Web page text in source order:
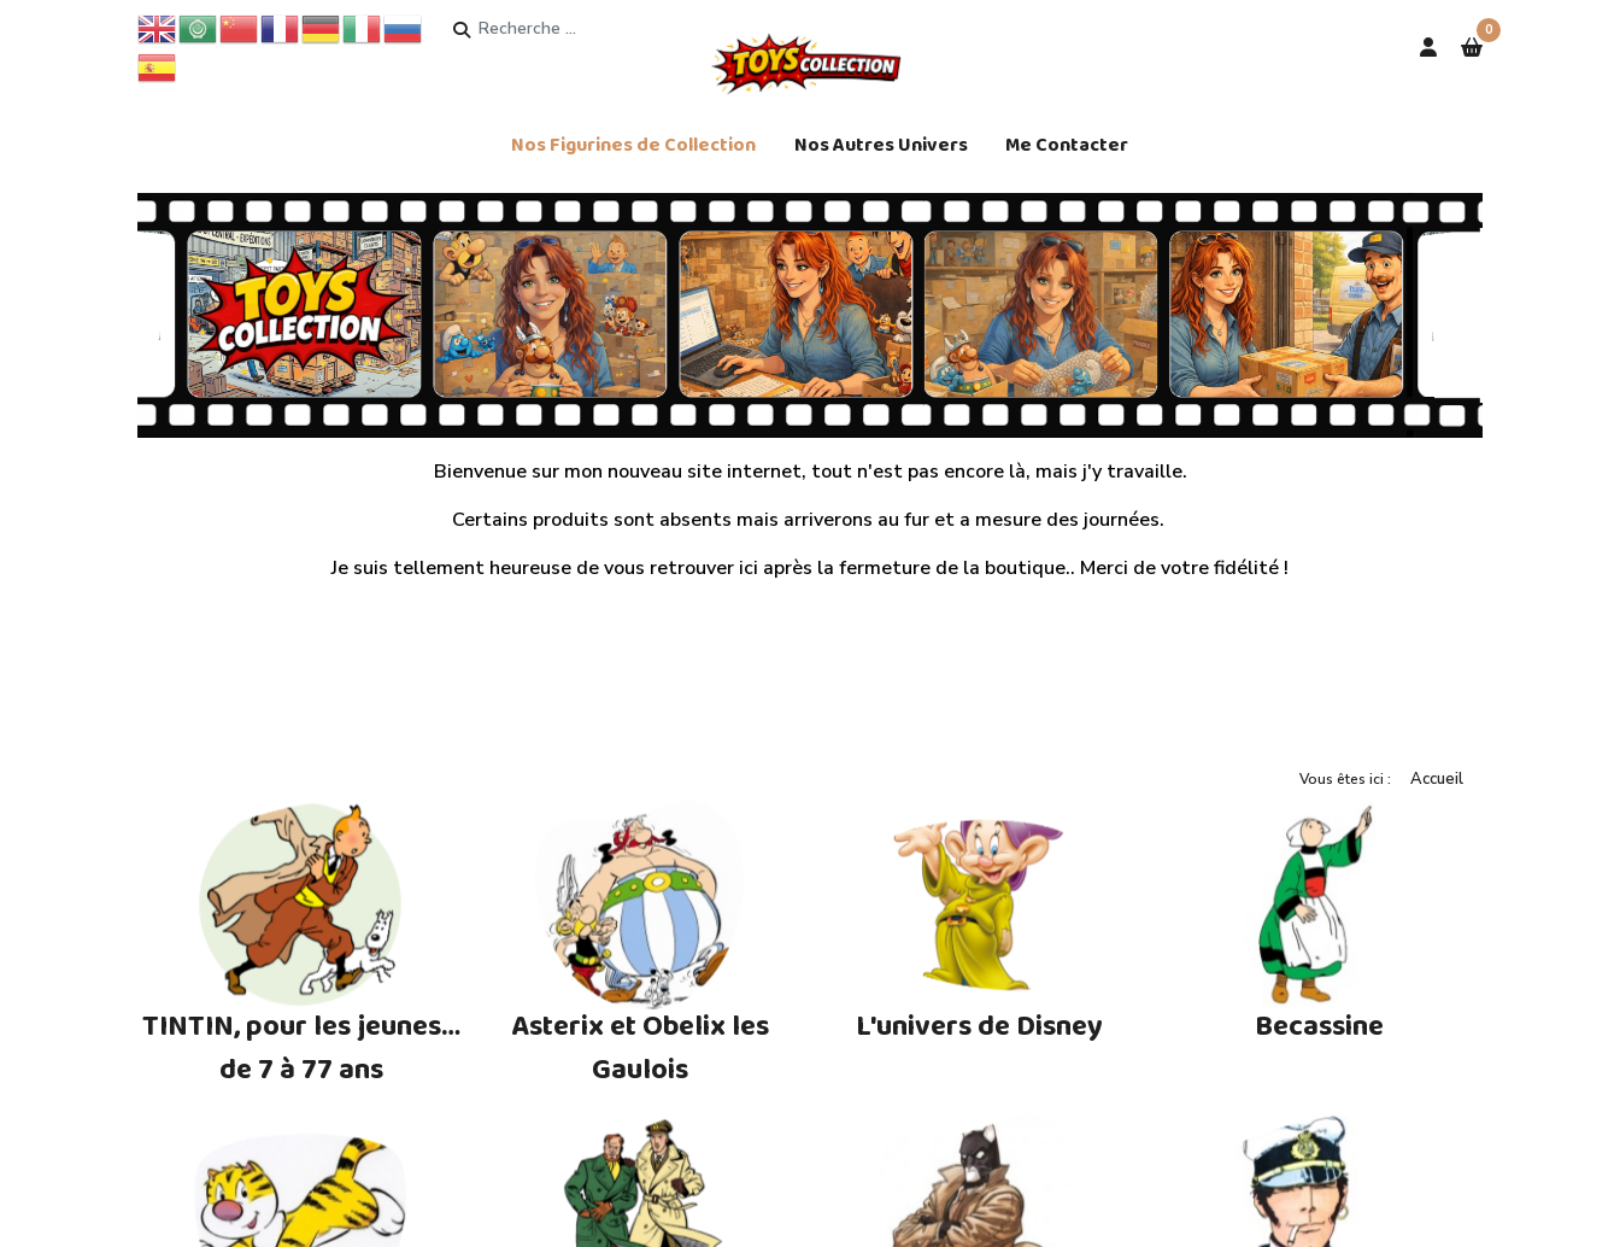
Rechercher 0
Nos Figurines de Collection Nos Autres Univers Me Contacter
Bienvenue sur mon nouveau site internet, tout n'est pas encore là, mais j'y travaille.
Certains produits sont absents mais arriverons au fur et a mesure des journées.
Je suis tellement heureuse de vous retrouver ici après la fermeture de la boutique.. Merci de votre fidélité !
Vous êtes ici : Accueil
TINTIN, pour les jeunes…
de 7 à 77 ans
Asterix et Obelix les
Gaulois
L'univers de Disney Becassine